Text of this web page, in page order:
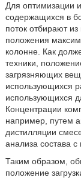
Для оптимизации
содержащихся в
поток отбирают
положения
колонне. Как
техники,
загрязняющих
использующихся
использующихся
Концентрации
например, путем
дистилляции
анализа состава
Таким образом,
положение